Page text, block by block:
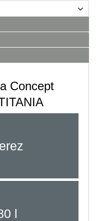
Concept
l